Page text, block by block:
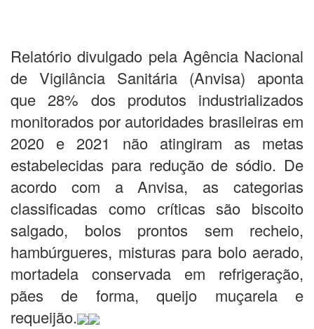
Relatório divulgado pela Agência Nacional
de Vigilância Sanitária (Anvisa) aponta
que 28% dos produtos industrializados
monitorados por autoridades brasileiras em
2020 e 2021 não atingiram as metas
estabelecidas para redução de sódio. De
acordo com a Anvisa, as categorias
classificadas como críticas são biscoito
salgado, bolos prontos sem recheio,
hambúrgueres, misturas para bolo aerado,
mortadela conservada em refrigeração,
pães de forma, queijo muçarela e
requeijão.